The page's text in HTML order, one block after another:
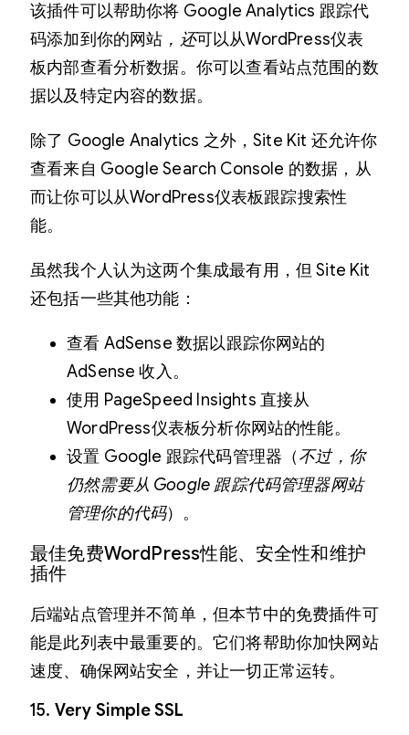
该插件可以帮助你将 Google Analytics 跟踪代
码添加到你的网站 ，还可以从WordPress仪表
板内部查看分析数据。你可以查看站点范围的数
据以及特定内容的数据。
除了 Google Analytics 之外，Site Kit 还允许你
查看来自 Google Search Console 的数据，从
而让你可以从WordPress仪表板跟踪搜索性
能。
虽然我个人认为这两个集成最有用，但 Site Kit
还包括一些其他功能：
查看 AdSense 数据以跟踪你网站的
AdSense 收入。
使用 PageSpeed Insights 直接从
WordPress仪表板分析你网站的性能。
设置 Google 跟踪代码管理器（不过，你
仍然需要从 Google 跟踪代码管理器网站
管理你的代码）。
最佳免费WordPress性能、安全性和维护
插件
后端站点管理并不简单，但本节中的免费插件可
能是此列表中最重要的。它们将帮助你加快网站
速度、确保网站安全，并让一切正常运转。
15. Very Simple SSL